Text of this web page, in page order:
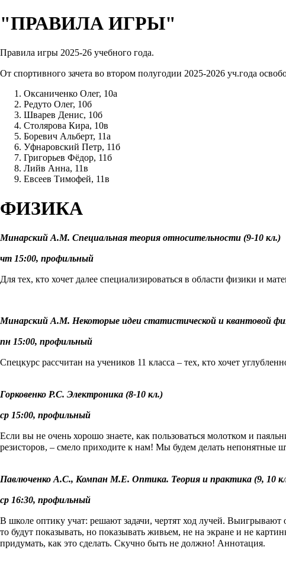
"ПРАВИЛА ИГРЫ"
Правила игры 2025-26 учебного года.
От спортивного зачета во втором полугодии 2025-2026 уч.года
Оксаниченко Олег, 10а
Редуто Олег, 10б
Шварев Денис, 10б
Столярова Кира, 10в
Боревич Альберт, 11а
Уфнаровский Петр, 11б
Григорьев Фёдор, 11б
Лийв Анна, 11в
Евсеев Тимофей, 11в
ФИЗИКА
Минарский А.М. Специальная теория относительности (9-10 кл.)
чт 15:00, профильный
Для тех, кто хочет далее специализироваться в области физики и
Минарский А.М. Некоторые идеи статистической и квантовой
пн 15:00, профильный
Спецкурс рассчитан на учеников 11 класса – тех, кто хочет
Горковенко Р.С. Электроника (8-10 кл.)
ср 15:00, профильный
Если вы не очень хорошо знаете, как пользоваться молотком и
резисторов, – смело приходите к нам! Мы будем делать непонятные
Павлюченко А.С., Компан М.Е. Оптика. Теория и практика (9, 10
ср 16:30, профильный
В школе оптику учат: решают задачи, чертят ход лучей. Выигрывают
то будут показывать, но показывать живьем, не на экране и не
придумать, как это сделать. Скучно быть не должно! Аннотация.